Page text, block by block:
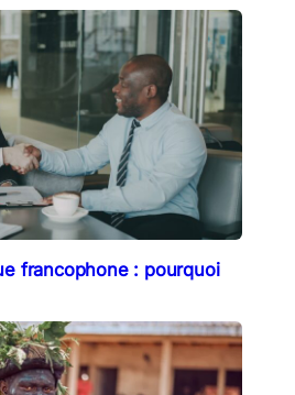
francophone : pourquoi